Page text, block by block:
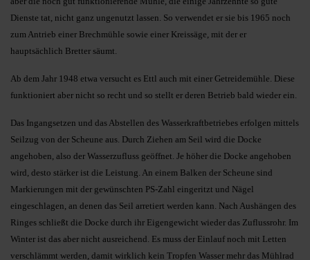
Dienste tat, nicht ganz ungenutzt lassen. So verwendet er sie bis 1965 noch
zum Antrieb einer Brechmühle sowie einer Kreissäge, mit der er
hauptsächlich Bretter säumt.
Ab dem Jahr 1948 etwa versucht es Ettl auch mit einer Getreidemühle. Diese
funktioniert aber nicht so recht und so stellt er deren Betrieb bald wieder ein.
Das Ingangsetzen und das Abstellen des Wasserkraftbetriebes erfolgen mittels
Seilzug von der Scheune aus. Durch Ziehen am Seil wird die Docke
angehoben, also der Wasserzufluss geöffnet. Je höher die Docke angehoben
wird, desto stärker ist die Leistung. An einem Balken der Scheune sind
Markierungen mit der gewünschten PS-Zahl eingeritzt und Nägel
eingeschlagen, an denen das Seil arretiert werden kann. Nach Aushängen des
Ringes schließt die Docke durch ihr Eigengewicht wieder das Zuflussrohr. Im
Winter ist das aber nicht ausreichend. Es muss der Einlauf noch mit Letten
verschlämmt werden, damit wirklich kein Tropfen Wasser mehr das Mühlrad